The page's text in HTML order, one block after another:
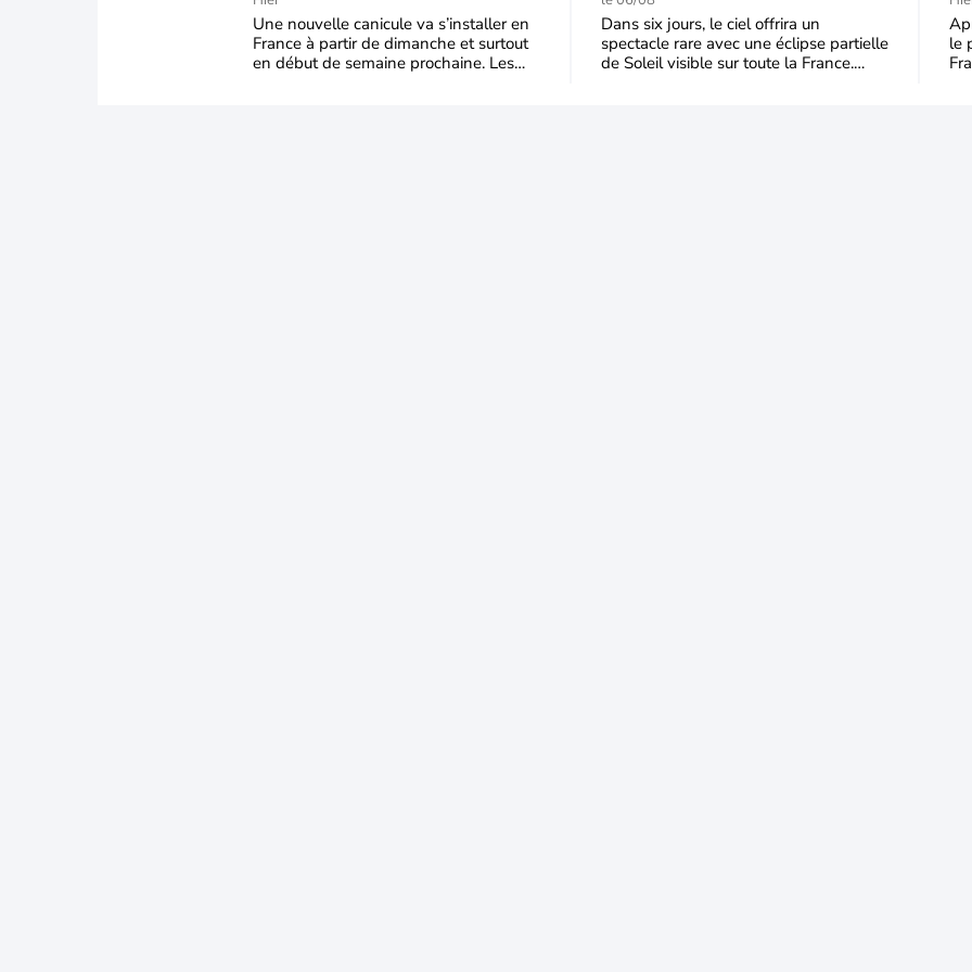
semaine prochaine
Une nouvelle canicule va s’installer en
France à partir de dimanche et surtout
en début de semaine prochaine. Les
l'éclipse du 12 août ?
Dans six jours, le ciel offrira un
spectacle rare avec une éclipse partielle
de Soleil visible sur toute la France.
le